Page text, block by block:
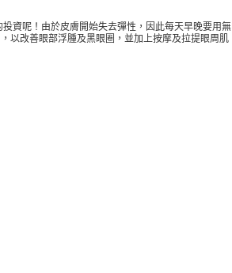
資呢！由於皮膚開始失去彈性，因此每天早晚要用無
以改善眼部浮腫及黑眼圈，並加上按摩及拉提眼周肌